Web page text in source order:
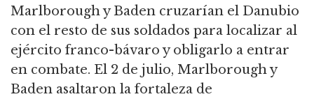
Marlborough y Baden cruzarían el Danubio
con el resto de sus soldados para localizar al
ejército franco-bávaro y obligarlo a entrar
en combate. El 2 de julio, Marlborough y
Baden asaltaron la fortaleza de